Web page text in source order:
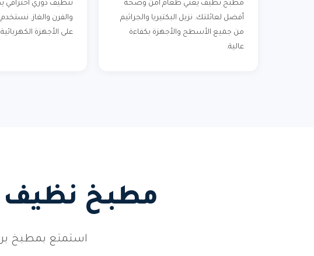
مطبخ نظيف يعني طعام آمن وصحة
أفضل لعائلتك. نزيل البكتيريا والجراثيم
من جميع الأسطح والأجهزة بكفاءة
عالية.
تنظيف دوري احترافي
والفرن والغاز.
على الأجهزة
مطبخ نظيف
استمتع بمطبخ